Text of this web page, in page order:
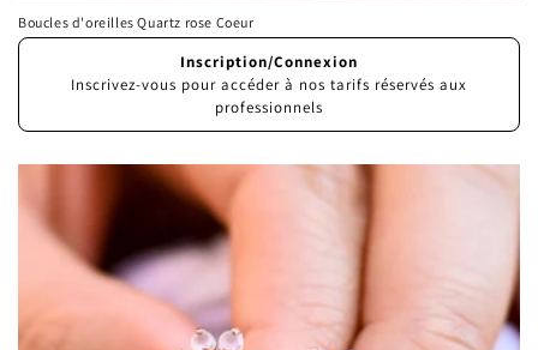
Boucles d'oreilles Quartz rose Coeur
Prix
habituel
Inscription/Connexion
Inscrivez-vous pour accéder à nos tarifs réservés aux
professionnels